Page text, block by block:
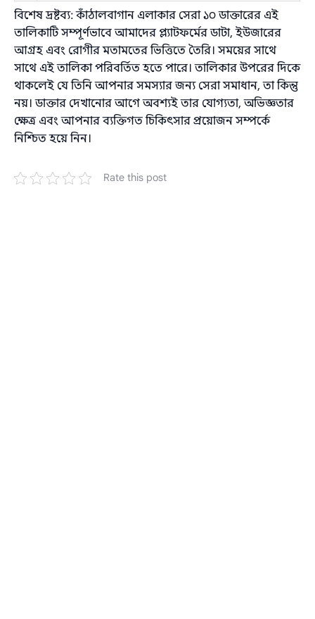
বিশেষ দ্রষ্টব্য: কাঁঠালবাগান এলাকার সেরা ১০ ডাক্তারের এই
তালিকাটি সম্পূর্ণভাবে আমাদের প্ল্যাটফর্মের ডাটা, ইউজারের
আগ্রহ এবং রোগীর মতামতের ভিত্তিতে তৈরি। সময়ের সাথে
সাথে এই তালিকা পরিবর্তিত হতে পারে। তালিকার উপরের দিকে
থাকলেই যে তিনি আপনার সমস্যার জন্য সেরা সমাধান, তা কিন্তু
নয়। ডাক্তার দেখানোর আগে অবশ্যই তার যোগ্যতা, অভিজ্ঞতার
ক্ষেত্র এবং আপনার ব্যক্তিগত চিকিৎসার প্রয়োজন সম্পর্কে
নিশ্চিত হয়ে নিন।
Rate this post